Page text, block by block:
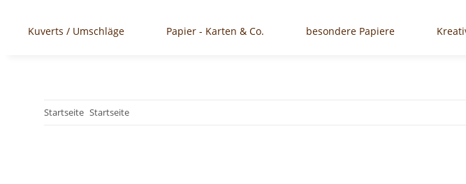
Kuverts / Umschläge Papier - Karten & Co. besondere Papiere
Startseite Startseite